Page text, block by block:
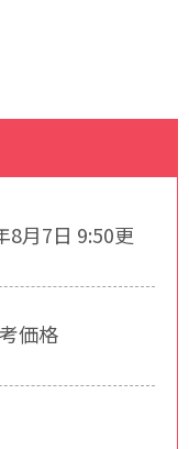
8月7日 9:50更
価格